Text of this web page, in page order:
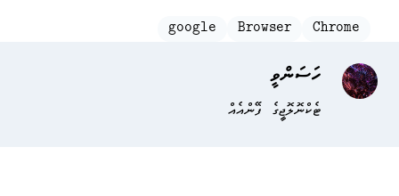
google Browser Chrome
ހަސަންވީ
ޓެކްނޮލޮޖީގެ ފޭންއެއް